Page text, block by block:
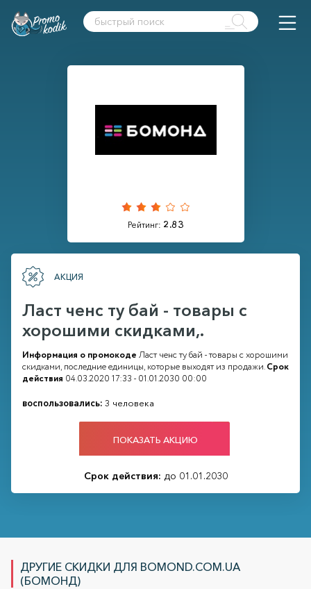
Рейтинг: 2.83
АКЦИЯ
Ласт ченс ту бай - товары с
хорошими скидками,.
Информация о промокоде Ласт ченс ту бай - товары с хорошими
скидками, последние единицы, которые выходят из продажи.Срок
действия 04.03.2020 17:33 - 01.01.2030 00:00
воспользовались: 3 человека
ПОКАЗАТЬ АКЦИЮ
Срок действия: до 01.01.2030
ДРУГИЕ СКИДКИ ДЛЯ BOMOND.COM.UA
(БОМОНД)